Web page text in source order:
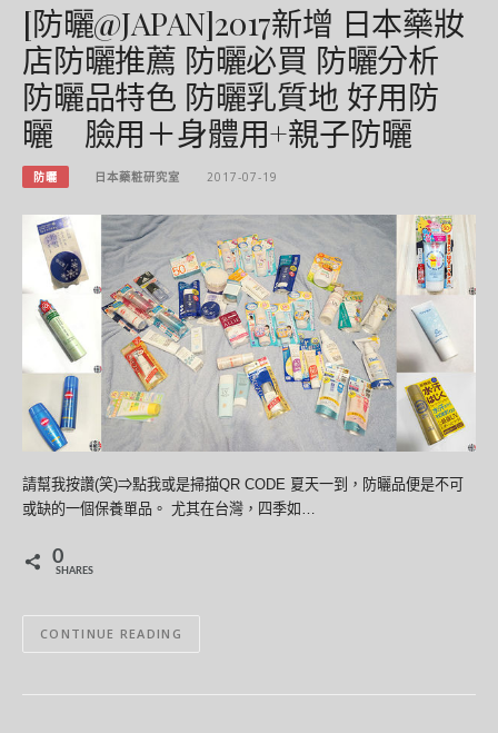
[防曬@JAPAN]2017新增 日本藥妝
店防曬推薦 防曬必買 防曬分析
防曬品特色 防曬乳質地 好用防
曬 臉用＋身體用+親子防曬
防曬 日本藥粧研究室 2017-07-19
請幫我按讚(笑)⇒點我或是掃描QR CODE 夏天一到，防曬品便是不可
或缺的一個保養單品。 尤其在台灣，四季如…
0
SHARES
CONTINUE READING